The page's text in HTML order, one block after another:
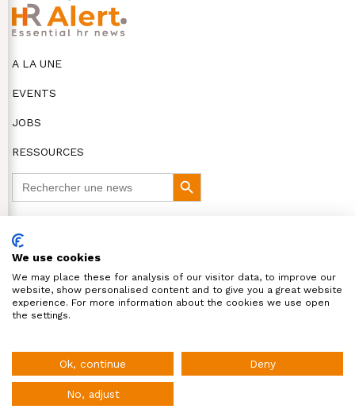
Inscription à la newsletter
A LA UNE
EVENTS
JOBS
RESSOURCES
Search
Button
DISCLAIMER
COOKIES ET VIE PRIVÉE
© HR Alert 2026
We use cookies
We may place these for analysis of our visitor data, to improve our
website, show personalised content and to give you a great website
experience. For more information about the cookies we use open
the settings.
Ok, continue Deny
No, adjust